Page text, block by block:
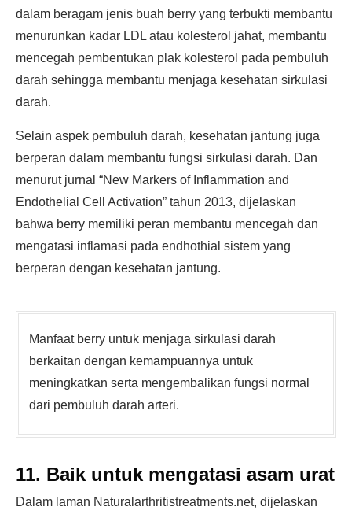
dalam beragam jenis buah berry yang terbukti membantu
menurunkan kadar LDL atau kolesterol jahat, membantu
mencegah pembentukan plak kolesterol pada pembuluh
darah sehingga membantu menjaga kesehatan sirkulasi
darah.
Selain aspek pembuluh darah, kesehatan jantung juga
berperan dalam membantu fungsi sirkulasi darah. Dan
menurut jurnal “New Markers of Inflammation and
Endothelial Cell Activation” tahun 2013, dijelaskan
bahwa berry memiliki peran membantu mencegah dan
mengatasi inflamasi pada endhothial sistem yang
berperan dengan kesehatan jantung.
Manfaat berry untuk menjaga sirkulasi darah
berkaitan dengan kemampuannya untuk
meningkatkan serta mengembalikan fungsi normal
dari pembuluh darah arteri.
11. Baik untuk mengatasi asam urat
Dalam laman Naturalarthritistreatments.net, dijelaskan